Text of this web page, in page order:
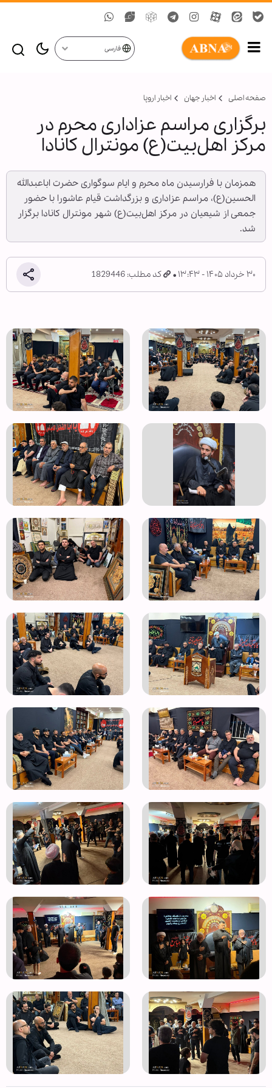
فارسی
صفحه اصلی اخبار جهان اخبار اروپا
برگزاری مراسم عزاداری محرم در
مرکز اهل‌بیت(ع) مونترال کانادا
همزمان با فرارسیدن ماه محرم و ایام سوگواری حضرت اباعبدالله
الحسین(ع)، مراسم عزاداری و بزرگداشت قیام عاشورا با حضور
جمعی از شیعیان در مرکز اهل‌بیت(ع) شهر مونترال کانادا برگزار
شد.
۳۰ خرداد ۱۴۰۵ - ۱۳:۴۳ کد مطلب: 1829446